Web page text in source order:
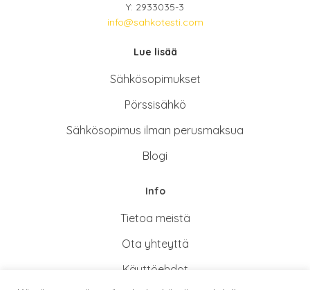
Y: 2933035-3
info@sahkotesti.com
Lue lisää
Sähkösopimukset
Pörssisähkö
Sähkösopimus ilman perusmaksua
Blogi
Info
Tietoa meistä
Ota yhteyttä
Käyttöehdot